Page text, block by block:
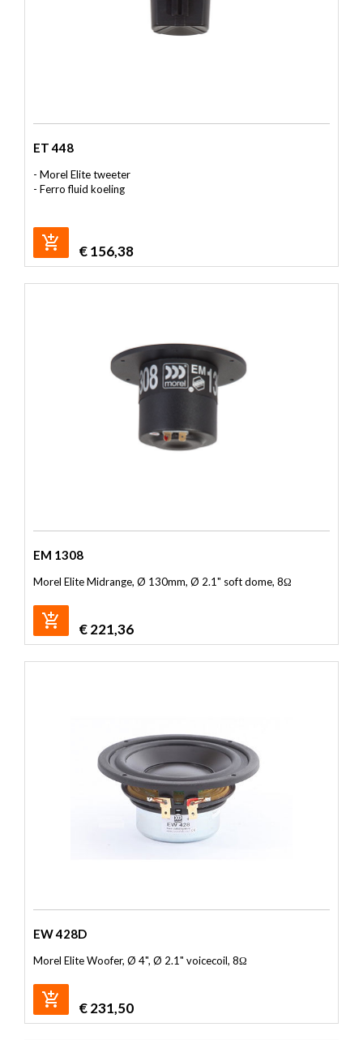
ET 448
- Morel Elite tweeter
- Ferro fluid koeling
€156,38
EM 1308
Morel Elite Midrange, Ø 130mm, Ø 2.1" soft dome, 8Ω
€221,36
EW 428D
Morel Elite Woofer, Ø 4", Ø 2.1" voicecoil, 8Ω
€231,50